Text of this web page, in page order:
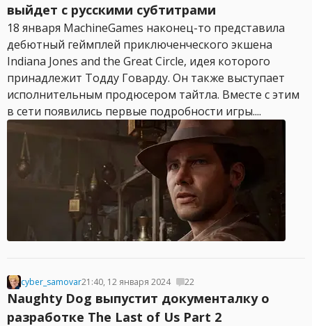
выйдет с русскими субтитрами
18 января MachineGames наконец-то представила
дебютный геймплей приключенческого экшена
Indiana Jones and the Great Circle, идея которого
принадлежит Тодду Говарду. Он также выступает
исполнительным продюсером тайтла. Вместе с этим
в сети появились первые подробности игры....
cyber_samovar21:40, 12 января 2024 22
Naughty Dog выпустит документалку о
разработке The Last of Us Part 2